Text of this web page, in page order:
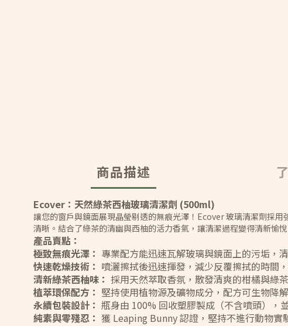
商品描述
Ecover：天然綠茶西柚玻璃清潔劑 (500ml)
讓您的窗戶與鏡面展現晶瑩剔透的無痕光澤！Ecover 玻璃清潔劑採
清晰。結合了綠茶的清幽與西柚的活力香氣，讓清潔過程變得清新愉
產品賣點：
極致無痕光澤： 專業配方能迅速瓦解玻璃與鏡面上的污垢，
快速乾燥技術： 噴灑擦拭後迅速揮發，減少反覆擦拭的時間
清新綠茶西柚味： 採用天然萃取香氛，散發清爽的柑橘與綠
植萃環保配方： 堅持使用植物源及礦物成分，配方可生物降
永續包裝設計： 瓶身由 100% 回收塑膠製成（不含噴頭），
純素與零殘忍： 獲 Leaping Bunny 認證，堅持不進行動物實